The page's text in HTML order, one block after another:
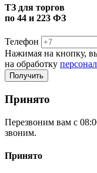
ТЗ для торгов
по 44 и 223 ФЗ
Телефон
Нажимая на кнопку,
на обработку
Принято
Перезвоним вам с
звоним.
Принято